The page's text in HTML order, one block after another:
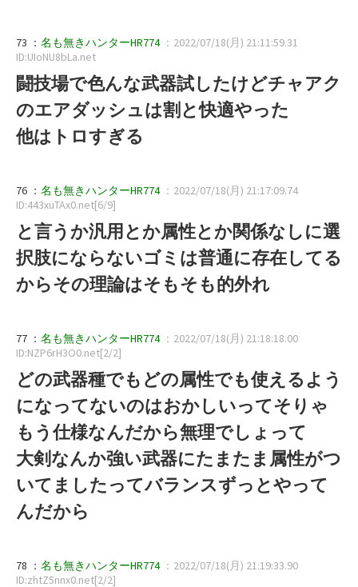
73 ： 名も無きハンターHR774 ：2022/07/18(月) 21:11:59.31
ID:UIoNU8bLa.net
闘技場で色んな武器試したけどチャアク
のエアダッシュは割と快適やった
他はトロすぎる
76 ： 名も無きハンターHR774 ：2022/07/18(月) 21:17:09.74
ID:443xuTAx0.net[6/9]
と言うか汎用とか属性とか関係なしに選
択肢にならないゴミは普通に存在してる
からその理論はそもそも的外れ
77 ： 名も無きハンターHR774 ：2022/07/18(月) 21:18:18.00
ID:NZP6rH3O0.net[2/2]
どの武器種でもどの属性でも使えるよう
になってないのはおかしいってそりゃ
もう仕様なんだから無理でしょって
大剣なんか強い武器にたまたま属性がつ
いてましたってバランスずっとやって
んだから
78 ： 名も無きハンターHR774 ：2022/07/18(月) 21:19:33.90
ID:zhtZ5nnx0.net[2/2]